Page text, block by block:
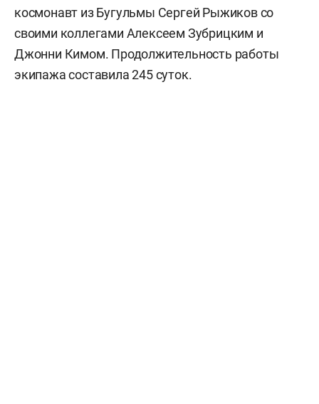
космонавт из Бугульмы Сергей Рыжиков со
своими коллегами Алексеем Зубрицким и
Джонни Кимом. Продолжительность работы
экипажа составила 245 суток.